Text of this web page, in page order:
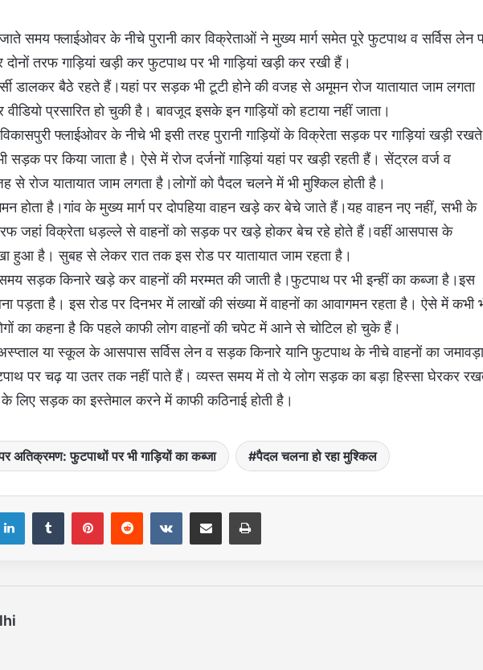
समय फ्लाईओवर के नीचे पुरानी कार विक्रेताओं ने मुख्य मार्ग समेत पूरे फुटपाथ व सर्विस लेन
तरफ गाड़ियां खड़ी कर फुटपाथ पर भी गाड़ियां खड़ी कर रखी हैं।
डालकर बैठे रहते हैं।यहां पर सड़क भी टूटी होने की वजह से अमूमन रोज यातायात जाम लगता
प्रसारित हो चुकी है। बावजूद इसके इन गाड़ियों को हटाया नहीं जाता।
फ्लाईओवर के नीचे भी इसी तरह पुरानी गाड़ियों के विक्रेता सड़क पर गाड़ियां खड़ी रखते
सड़क पर किया जाता है। ऐसे में रोज दर्जनों गाड़ियां यहां पर खड़ी रहती हैं। सेंट्रल वर्ज व
से रोज यातायात जाम लगता है।लोगों को पैदल चलने में भी मुश्किल होती है।
होता है।गांव के मुख्य मार्ग पर दोपहिया वाहन खड़े कर बेचे जाते हैं।यह वाहन नए नहीं, सभी के
जहां विक्रेता धड़ल्ले से वाहनों को सड़क पर खड़े होकर बेच रहे होते हैं।वहीं आसपास के
हुआ है। सुबह से लेकर रात तक इस रोड पर यातायात जाम रहता है।
सड़क किनारे खड़े कर वाहनों की मरम्मत की जाती है।फुटपाथ पर भी इन्हीं का कब्जा है।इस
है। इस रोड पर दिनभर में लाखों की संख्या में वाहनों का आवागमन रहता है। ऐसे में कभी
का कहना है कि पहले काफी लोग वाहनों की चपेट में आने से चोटिल हो चुके हैं।
अस्प्ताल या स्कूल के आसपास सर्विस लेन व सड़क किनारे यानि फुटपाथ के नीचे वाहनों का जमावड़ा
पर चढ़ या उतर तक नहीं पाते हैं। व्यस्त समय में तो ये लोग सड़क का बड़ा हिस्सा घेरकर
लिए सड़क का इस्तेमाल करने में काफी कठिनाई होती है।
अतिक्रमण: फुटपाथों पर भी गाड़ियों का कब्जा पैदल चलना हो रहा मुश्किल